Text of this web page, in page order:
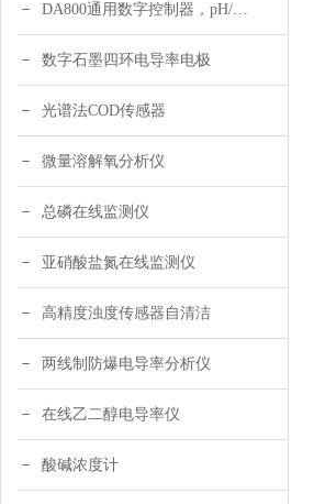
DA800通用数字控制器，pH/DO/ORP多参数
数字石墨四环电导率电极
光谱法COD传感器
微量溶解氧分析仪
总磷在线监测仪
亚硝酸盐氮在线监测仪
高精度浊度传感器自清洁
两线制防爆电导率分析仪
在线乙二醇电导率仪
酸碱浓度计